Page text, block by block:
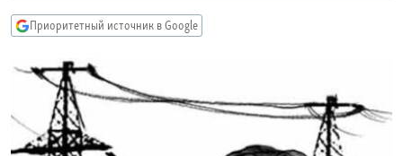
навигации
Вернутся
поиску
IDEL.РЕАЛИИ
КАВКАЗ.РЕАЛИИ
СЕВЕР.РЕАЛИИ
СИБИРЬ.РЕАЛИИ
РАСПИСАНИЕ ВЕЩАНИЯ
Приоритетный источник в Google